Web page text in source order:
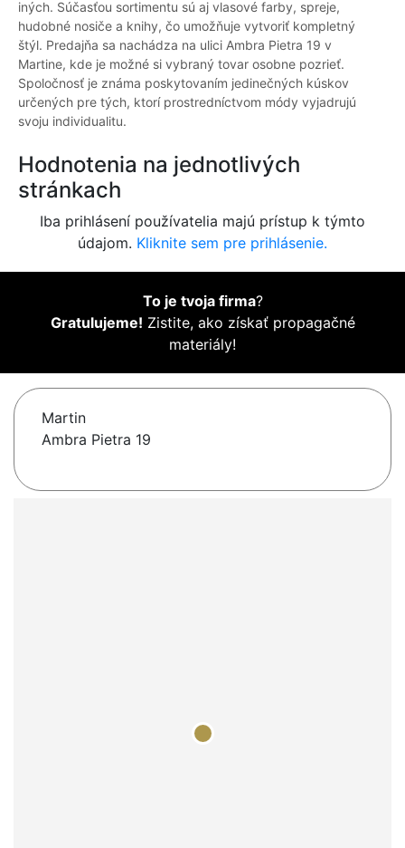
iných. Súčasťou sortimentu sú aj vlasové farby, spreje,
hudobné nosiče a knihy, čo umožňuje vytvoriť kompletný
štýl. Predajňa sa nachádza na ulici Ambra Pietra 19 v
Martine, kde je možné si vybraný tovar osobne pozrieť.
Spoločnosť je známa poskytovaním jedinečných kúskov
určených pre tých, ktorí prostredníctvom módy vyjadrujú
svoju individualitu.
Hodnotenia na jednotlivých
stránkach
Iba prihlásení používatelia majú prístup k týmto
údajom. Kliknite sem pre prihlásenie.
To je tvoja firma?
Gratulujeme! Zistite, ako získať propagačné
materiály!
Martin
Ambra Pietra 19